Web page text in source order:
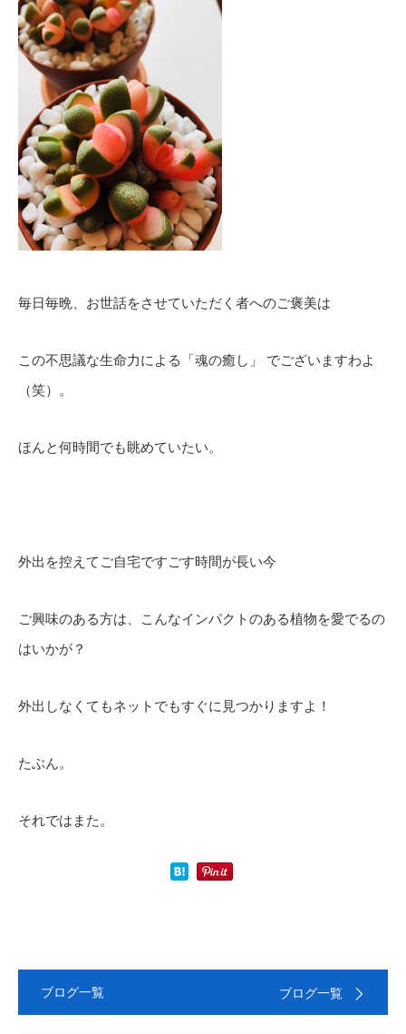
毎日毎晩、お世話をさせていただく者へのご褒美は
この不思議な生命力による「魂の癒し」 でございますわよ
（笑）。
ほんと何時間でも眺めていたい。
外出を控えてご自宅ですごす時間が長い今
ご興味のある方は、こんなインパクトのある植物を愛でるの
はいかが？
外出しなくてもネットでもすぐに見つかりますよ！
たぶん。
それではまた。
ブログ一覧 ブログ一覧